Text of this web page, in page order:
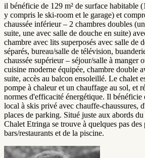
il bénéficie de 129 m² de surface habitable
y compris le ski-room et le garage) et
chaussée inférieur – 2 chambres doubles
suite, une avec salle de douche en suite)
chambre avec lits superposés avec salle de
séparés, bureau/salle de télévision,
chaussée supérieur – séjour/salle à manger
cuisine moderne équipée, chambre double
suite, accès au balcon ensoleillé. Le chalet
pompe à chaleur et un chauffage au sol, et
normes d'efficacité énergétique. Il bénéficie
local à skis privé avec chauffe-chaussures,
places de parking. Situé juste aux abords
Chalet Etringa se trouve à quelques pas
bars/restaurants et de la piscine.